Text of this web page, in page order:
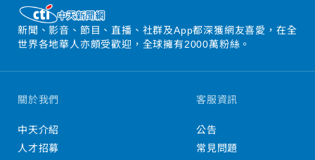
新聞、影音、節目、直播、社群及App都深獲網友喜愛，在全
世界各地華人亦頗受歡迎，全球擁有2000萬粉絲。
關於我們
中天介紹
人才招募
客服資訊
公告
常見問題